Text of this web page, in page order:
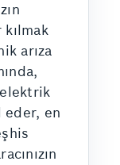
arıza
elektrik
en